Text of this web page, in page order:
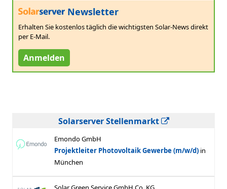
Newsletter
Erhalten Sie kostenlos täglich die wichtigsten Solar-News direkt
per E-Mail.
Anmelden
Solarserver Stellenmarkt